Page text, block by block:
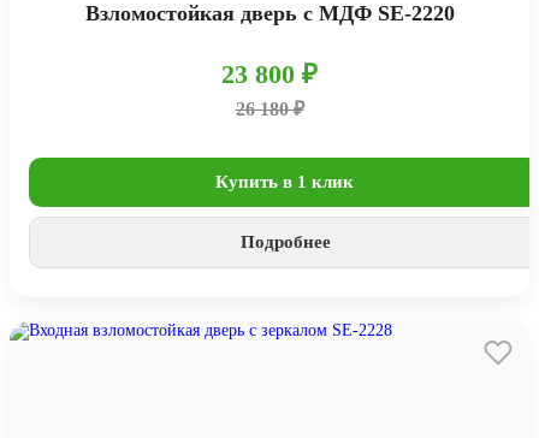
Взломостойкая дверь с МДФ SE-2220
23 800 ₽
26 180 ₽
Купить в 1 клик
Подробнее